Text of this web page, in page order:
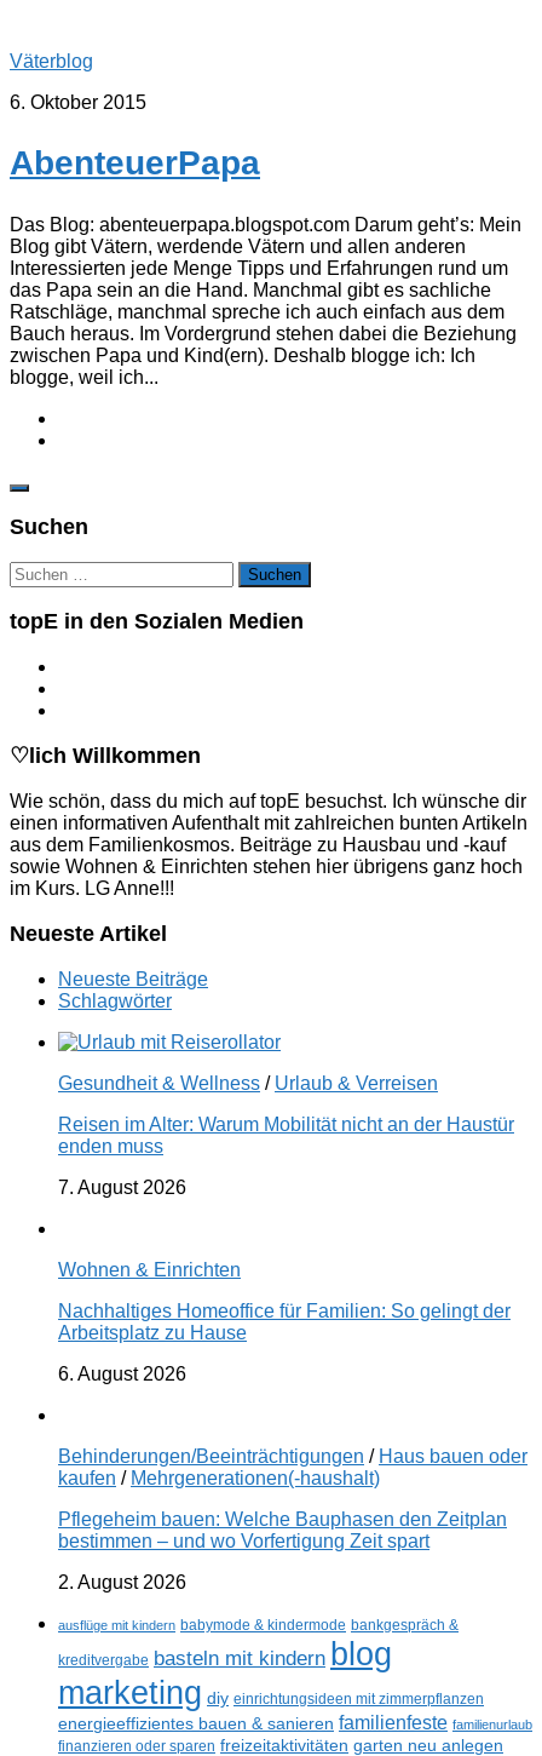
Väterblog
6. Oktober 2015
AbenteuerPapa
Das Blog: abenteuerpapa.blogspot.com Darum geht’s: Mein
Blog gibt Vätern, werdende Vätern und allen anderen
Interessierten jede Menge Tipps und Erfahrungen rund um
das Papa sein an die Hand. Manchmal gibt es sachliche
Ratschläge, manchmal spreche ich auch einfach aus dem
Bauch heraus. Im Vordergrund stehen dabei die Beziehung
zwischen Papa und Kind(ern). Deshalb blogge ich: Ich
blogge, weil ich...
Suchen
Suchen
nach:
topE in den Sozialen Medien
♡lich Willkommen
Wie schön, dass du mich auf topE besuchst. Ich wünsche dir
einen informativen Aufenthalt mit zahlreichen bunten Artikeln
aus dem Familienkosmos. Beiträge zu Hausbau und -kauf
sowie Wohnen & Einrichten stehen hier übrigens ganz hoch
im Kurs. LG Anne!!!
Neueste Artikel
Neueste Beiträge
Schlagwörter
Gesundheit & Wellness / Urlaub & Verreisen
Reisen im Alter: Warum Mobilität nicht an der Haustür
enden muss
7. August 2026
Wohnen & Einrichten
Nachhaltiges Homeoffice für Familien: So gelingt der
Arbeitsplatz zu Hause
6. August 2026
Behinderungen/Beeinträchtigungen / Haus bauen oder
kaufen / Mehrgenerationen(-haushalt)
Pflegeheim bauen: Welche Bauphasen den Zeitplan
bestimmen – und wo Vorfertigung Zeit spart
2. August 2026
ausflüge mit kindern babymode & kindermode bankgespräch &
kreditvergabe basteln mit kindern blog
marketing diy einrichtungsideen mit zimmerpflanzen
energieeffizientes bauen & sanieren familienfeste familienurlaub
finanzieren oder sparen freizeitaktivitäten garten neu anlegen